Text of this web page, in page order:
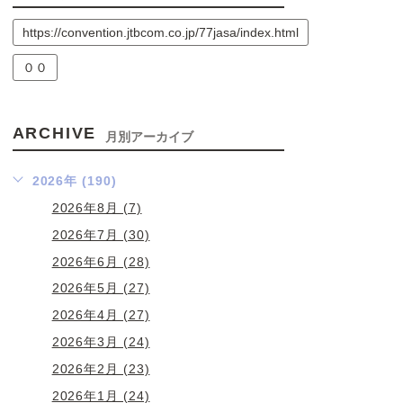
https://convention.jtbcom.co.jp/77jasa/index.html
００
ARCHIVE 月別アーカイブ
2026年 (190)
2026年8月 (7)
2026年7月 (30)
2026年6月 (28)
2026年5月 (27)
2026年4月 (27)
2026年3月 (24)
2026年2月 (23)
2026年1月 (24)